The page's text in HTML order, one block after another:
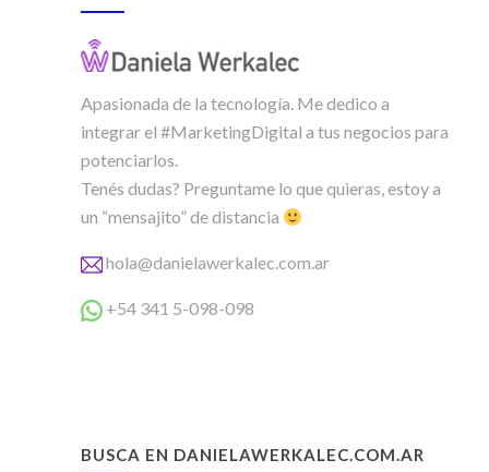
Apasionada de la tecnología. Me dedico a
integrar el #MarketingDigital a tus negocios para
potenciarlos.
Tenés dudas? Preguntame lo que quieras, estoy a
un “mensajito” de distancia
hola@danielawerkalec.com.ar
+54 341 5-098-098
BUSCA EN DANIELAWERKALEC.COM.AR